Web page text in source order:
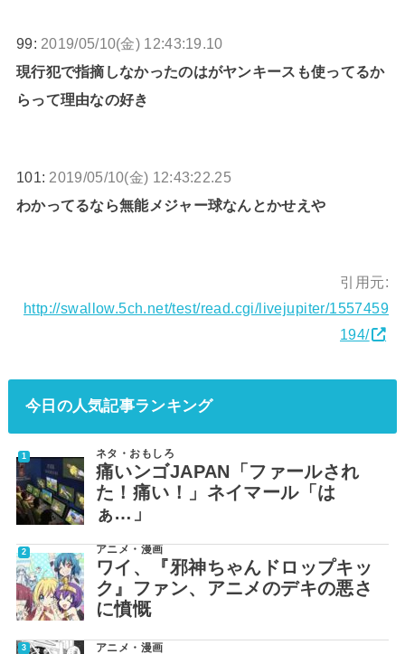
99: 2019/05/10(金) 12:43:19.10
現行犯で指摘しなかったのはがヤンキースも使ってるか
らって理由なの好き
101: 2019/05/10(金) 12:43:22.25
わかってるなら無能メジャー球なんとかせえや
引用元:
http://swallow.5ch.net/test/read.cgi/livejupiter/1557459
194/
今日の人気記事ランキング
ネタ・おもしろ
痛いンゴJAPAN「ファールされ
た！痛い！」ネイマール「は
ぁ…」
アニメ・漫画
ワイ、『邪神ちゃんドロップキッ
ク』ファン、アニメのデキの悪さ
に憤慨
アニメ・漫画